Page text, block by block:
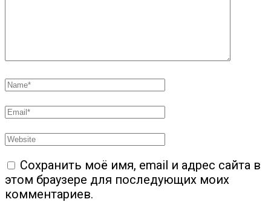
Сохранить моё имя, email и адрес сайта в
этом браузере для последующих моих
комментариев.